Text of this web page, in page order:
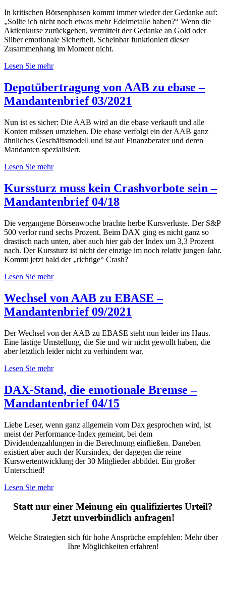
In kritischen Börsenphasen kommt immer wieder der Gedanke auf:
„Sollte ich nicht noch etwas mehr Edelmetalle haben?“ Wenn die
Aktienkurse zurückgehen, vermittelt der Gedanke an Gold oder
Silber emotionale Sicherheit. Scheinbar funktioniert dieser
Zusammenhang im Moment nicht.
Lesen Sie mehr
Depotübertragung von AAB zu ebase –
Mandantenbrief 03/2021
Nun ist es sicher: Die AAB wird an die ebase verkauft und alle
Konten müssen umziehen. Die ebase verfolgt ein der AAB ganz
ähnliches Geschäftsmodell und ist auf Finanzberater und deren
Mandanten spezialisiert.
Lesen Sie mehr
Kurssturz muss kein Crashvorbote sein –
Mandantenbrief 04/18
Die vergangene Börsenwoche brachte herbe Kursverluste. Der S&P
500 verlor rund sechs Prozent. Beim DAX ging es nicht ganz so
drastisch nach unten, aber auch hier gab der Index um 3,3 Prozent
nach. Der Kurssturz ist nicht der einzige im noch relativ jungen Jahr.
Kommt jetzt bald der „richtige“ Crash?
Lesen Sie mehr
Wechsel von AAB zu EBASE –
Mandantenbrief 09/2021
Der Wechsel von der AAB zu EBASE steht nun leider ins Haus.
Eine lästige Umstellung, die Sie und wir nicht gewollt haben, die
aber letztlich leider nicht zu verhindern war.
Lesen Sie mehr
DAX-Stand, die emotionale Bremse –
Mandantenbrief 04/15
Liebe Leser, wenn ganz allgemein vom Dax gesprochen wird, ist
meist der Performance-Index gemeint, bei dem
Dividendenzahlungen in die Berechnung einfließen. Daneben
existiert aber auch der Kursindex, der dagegen die reine
Kurswertentwicklung der 30 Mitglieder abbildet. Ein großer
Unterschied!
Lesen Sie mehr
Statt nur einer Meinung ein qualifiziertes Urteil?
Jetzt unverbindlich anfragen!
Welche Strategien sich für hohe Ansprüche empfehlen: Mehr über
Ihre Möglichkeiten erfahren!